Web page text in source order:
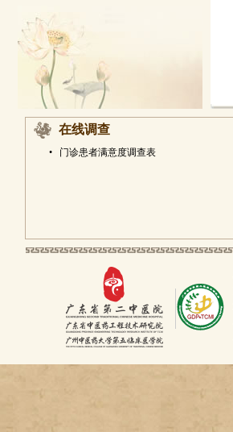
在线调查
• 门诊患者满意度调查表